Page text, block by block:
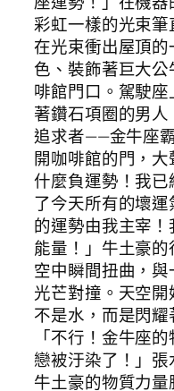
彩虹一樣的光束
在光束衝出屋頂
色、裝飾著巨大
啡館門口。駕駛
著鑽石項圈的男
追求者——金牛座
開咖啡館的門，
什麼負運勢！我
了今天所有的壞
的運勢由我主宰
能量！」牛土豪
空中瞬間扭曲，
光芒對撞。天空
不是水，而是閃耀
「不行！金牛座
戀被汙染了！」
牛土豪的物質力